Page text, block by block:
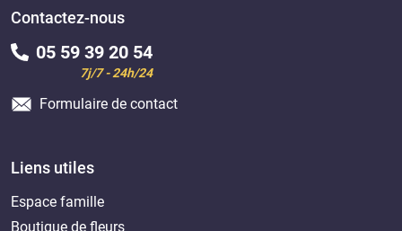
Contactez-nous
05 59 39 20 54
7j/7 - 24h/24
Formulaire de contact
Liens utiles
Espace famille
Boutique de fleurs